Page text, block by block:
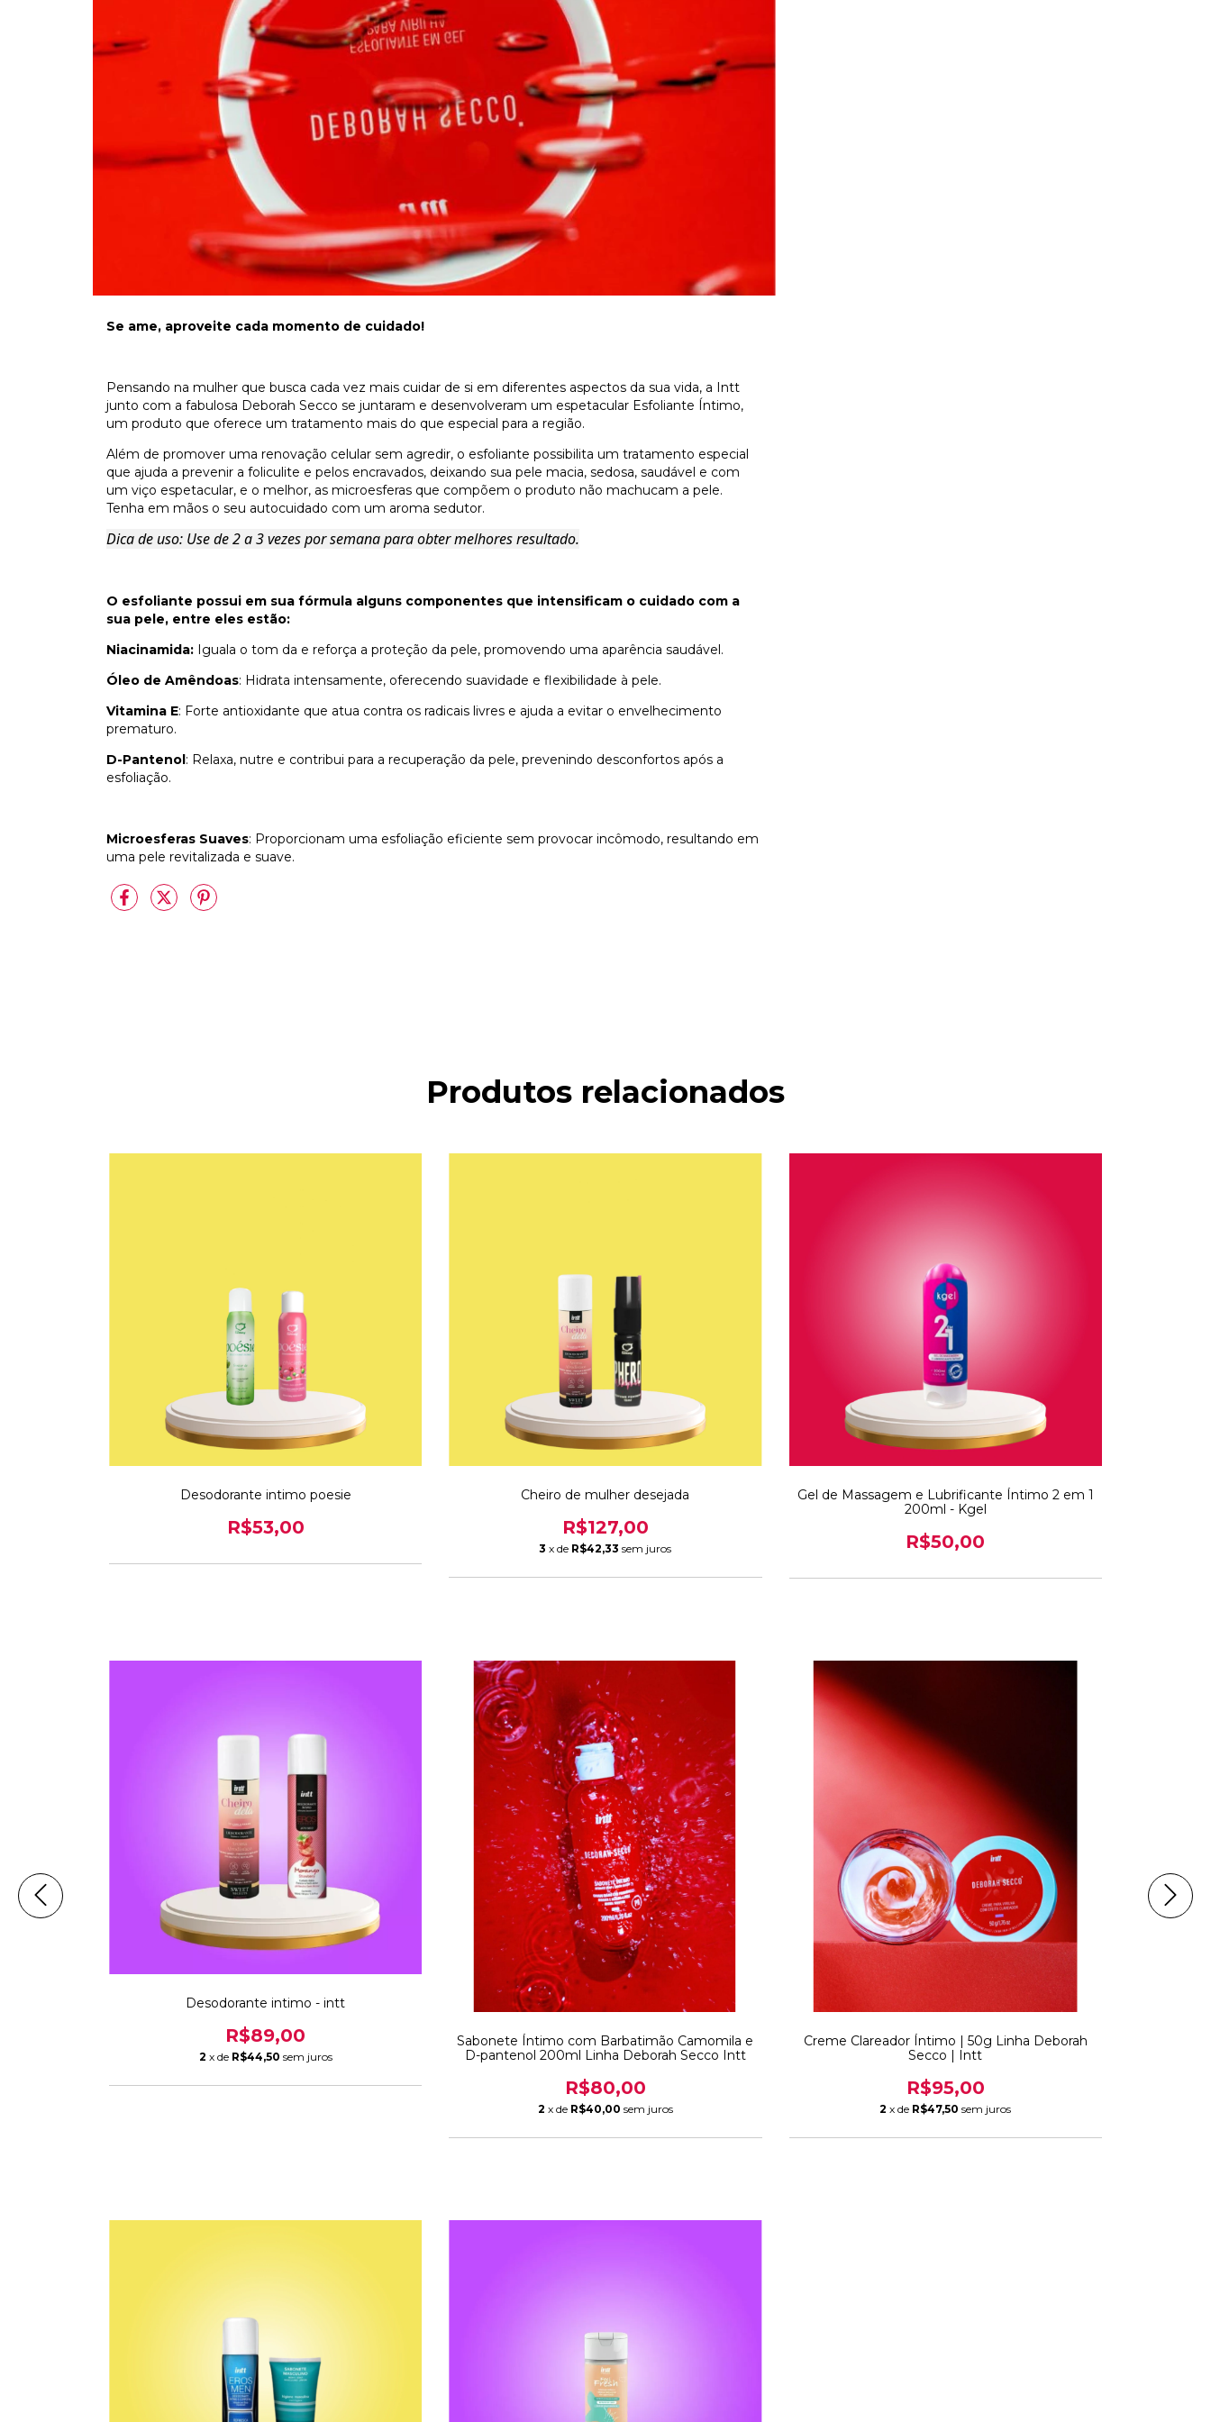
Se ame, aproveite cada momento de cuidado!
Pensando na mulher que busca cada vez mais cuidar de si em diferentes aspectos da sua vida, a Intt
junto com a fabulosa Deborah Secco se juntaram e desenvolveram um espetacular Esfoliante Íntimo,
um produto que oferece um tratamento mais do que especial para a região.
Além de promover uma renovação celular sem agredir, o esfoliante possibilita um tratamento especial
que ajuda a prevenir a foliculite e pelos encravados, deixando sua pele macia, sedosa, saudável e com
um viço espetacular, e o melhor, as microesferas que compõem o produto não machucam a pele.
Tenha em mãos o seu autocuidado com um aroma sedutor.
Dica de uso: Use de 2 a 3 vezes por semana para obter melhores resultado.
O esfoliante possui em sua fórmula alguns componentes que intensificam o cuidado com a
sua pele, entre eles estão:
Niacinamida: Iguala o tom da e reforça a proteção da pele, promovendo uma aparência saudável.
Óleo de Amêndoas: Hidrata intensamente, oferecendo suavidade e flexibilidade à pele.
Vitamina E: Forte antioxidante que atua contra os radicais livres e ajuda a evitar o envelhecimento
prematuro.
D-Pantenol: Relaxa, nutre e contribui para a recuperação da pele, prevenindo desconfortos após a
esfoliação.
Microesferas Suaves: Proporcionam uma esfoliação eficiente sem provocar incômodo, resultando em
uma pele revitalizada e suave.
Produtos relacionados
Desodorante intimo poesie
R$53,00
Cheiro de mulher desejada
R$127,00
3 x de R$42,33 sem juros
Gel de Massagem e Lubrificante Íntimo 2 em 1
200ml - Kgel
R$50,00
Desodorante intimo - intt
R$89,00
2 x de R$44,50 sem juros
Sabonete Íntimo com Barbatimão Camomila e
D-pantenol 200ml Linha Deborah Secco Intt
R$80,00
2 x de R$40,00 sem juros
Creme Clareador Íntimo | 50g Linha Deborah
Secco | Intt
R$95,00
2 x de R$47,50 sem juros